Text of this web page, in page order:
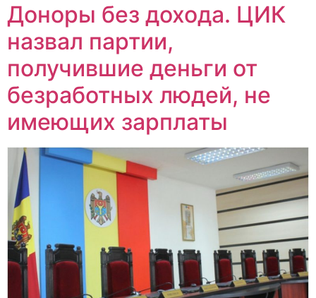
Доноры без дохода. ЦИК
назвал партии,
получившие деньги от
безработных людей, не
имеющих зарплаты